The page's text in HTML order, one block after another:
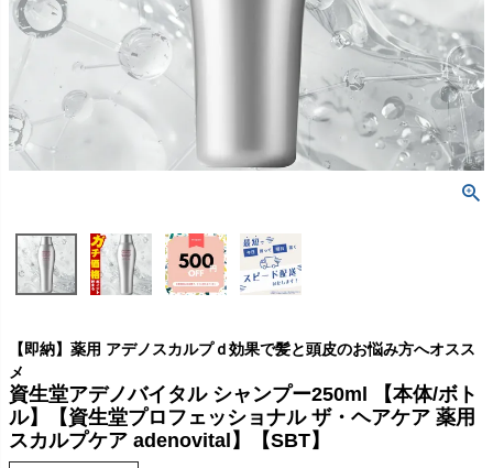
【即納】薬用 アデノスカルプｄ効果で髪と頭皮のお悩み方へオスス
メ
資生堂アデノバイタル シャンプー250ml 【本体/ボト
ル】【資生堂プロフェッショナル ザ・ヘアケア 薬用
スカルプケア adenovital】【SBT】